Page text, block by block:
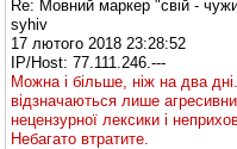
Re: Мовний маркер "свій -
syhiv
17 лютого 2018 23:28:52
IP/Host: 77.111.246.---
Можна і більше, ніж на два
відзначаються лише
нецензурної лексики і
Небагато втратите.